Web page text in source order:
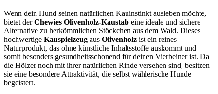
Wenn dein Hund seinen natürlichen Kauinstinkt ausleben möchte,
bietet derChewies Olivenholz-Kaustab eine ideale und sichere
Alternative zu herkömmlichen Stöckchen aus dem Wald. Dieses
hochwertige Kauspielzeug aus Olivenholz ist ein reines
Naturprodukt, das ohne künstliche Inhaltsstoffe auskommt und
somit besonders gesundheitsschonend für deinen Vierbeiner ist. Da
die Hölzer noch mit ihrer natürlichen Rinde versehen sind, besitzen
sie eine besondere Attraktivität, die selbst wählerische Hunde
begeistert.